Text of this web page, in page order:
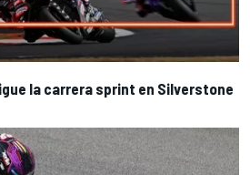
la carrera sprint en Silverstone